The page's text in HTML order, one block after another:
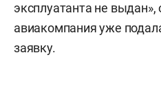
эксплуатанта не
авиакомпания уже
заявку.